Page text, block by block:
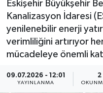
Eskişehir Büyükşehir
Kanalizasyon İdaresi
yenilenebilir enerji
verimliliğini artırıyor
mücadeleye önemli
09.07.2026 - 12:01
YAYINLANMA
2
Magazin
Resmi İlanlar
Sağlık
Siyaset
Tüm Manşetler
Son Dakika
Haber Arşivi